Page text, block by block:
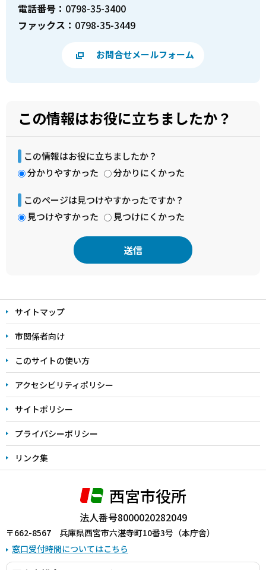
電話番号： 0798-35-3400
ファックス： 0798-35-3449
お問合せメールフォーム
この情報はお役に立ちましたか？
この情報はお役に立ちましたか？
分かりやすかった
分かりにくかった
このページは見つけやすかったですか？
見つけやすかった
見つけにくかった
文
こ
こ
ま
で
サイトマップ
市関係者向け
このサイトの使い方
アクセシビリティポリシー
サイトポリシー
プライバシーポリシー
リンク集
西宮市役所
法人番号8000020282049
〒662-8567 兵庫県西宮市六湛寺町10番3号（本庁舎）
窓口受付時間についてはこちら